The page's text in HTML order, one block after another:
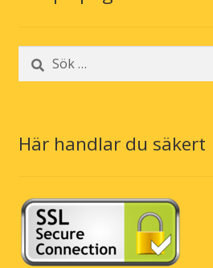
Sök
efter:
Här handlar du säkert